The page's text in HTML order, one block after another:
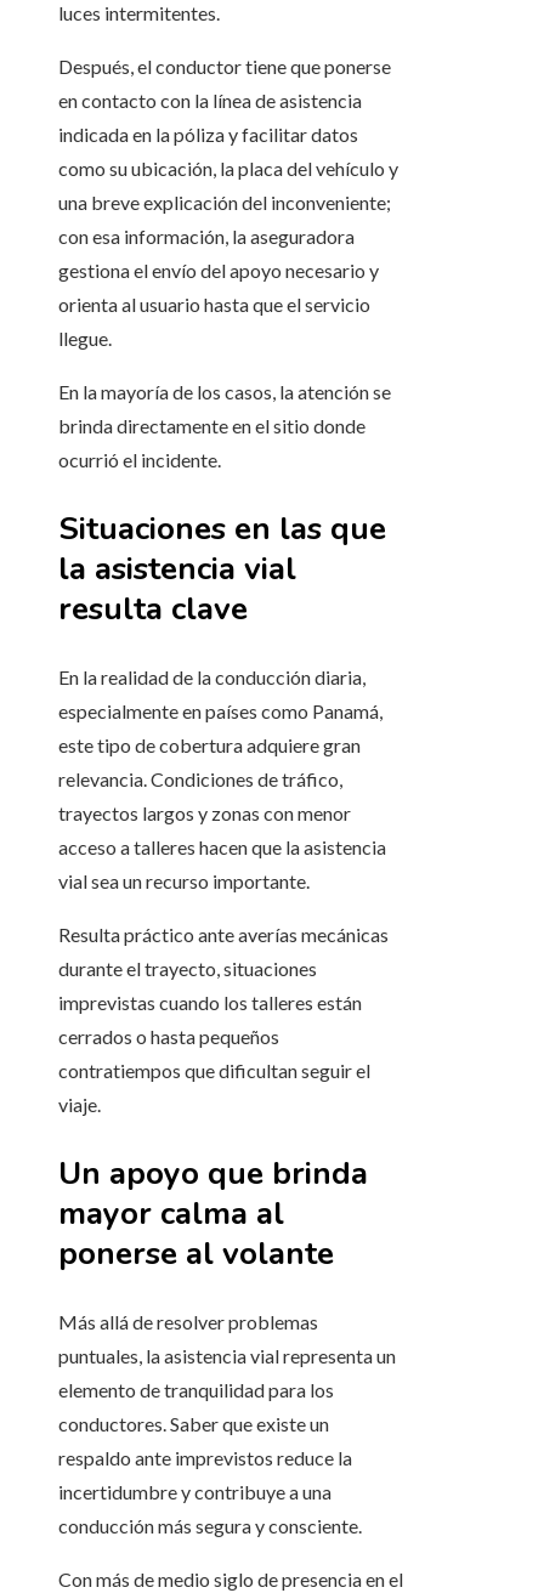
luces intermitentes.
Después, el conductor tiene que ponerse
en contacto con la línea de asistencia
indicada en la póliza y facilitar datos
como su ubicación, la placa del vehículo y
una breve explicación del inconveniente;
con esa información, la aseguradora
gestiona el envío del apoyo necesario y
orienta al usuario hasta que el servicio
llegue.
En la mayoría de los casos, la atención se
brinda directamente en el sitio donde
ocurrió el incidente.
Situaciones en las que
la asistencia vial
resulta clave
En la realidad de la conducción diaria,
especialmente en países como Panamá,
este tipo de cobertura adquiere gran
relevancia. Condiciones de tráfico,
trayectos largos y zonas con menor
acceso a talleres hacen que la asistencia
vial sea un recurso importante.
Resulta práctico ante averías mecánicas
durante el trayecto, situaciones
imprevistas cuando los talleres están
cerrados o hasta pequeños
contratiempos que dificultan seguir el
viaje.
Un apoyo que brinda
mayor calma al
ponerse al volante
Más allá de resolver problemas
puntuales, la asistencia vial representa un
elemento de tranquilidad para los
conductores. Saber que existe un
respaldo ante imprevistos reduce la
incertidumbre y contribuye a una
conducción más segura y consciente.
Con más de medio siglo de presencia en el